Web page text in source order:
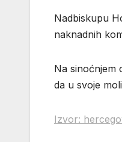
Nadbiskupu
naknadnih
Na sinoćnjem
da u svoje
Izvor: